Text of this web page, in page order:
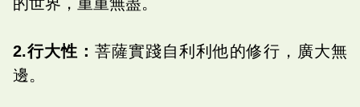
2.行大性： 菩薩實踐自利利他的修行，廣大無
邊。